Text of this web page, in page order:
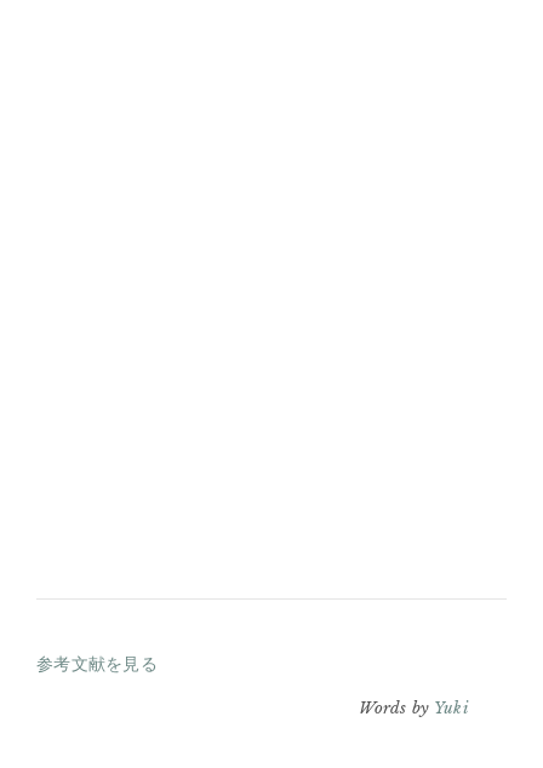
参考文献を見る
Words by Yuki